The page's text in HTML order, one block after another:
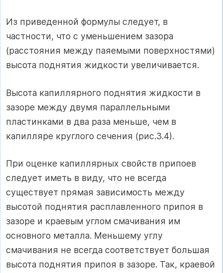
Из приведенной формулы следует, в
частности, что с уменьшением зазора
(расстояния между паяемыми поверхностя­ми)
высота поднятия жидкости увеличивается.
Высота капиллярного поднятия жидкости в
зазоре между двумя па­раллельными
пластинками в два раза меньше, чем в
капилляре кругло­го сечения (рис.3.4).
При оценке капиллярных свойств припоев
следует иметь в виду, что не всегда
существует прямая зависимость между
высотой подня­тия расплавленного припоя в
зазоре и краевым углом смачивания им
основного металла. Меньшему углу
смачивания не всегда соответст­вует большая
высота поднятия припоя в зазоре. Так, краевой